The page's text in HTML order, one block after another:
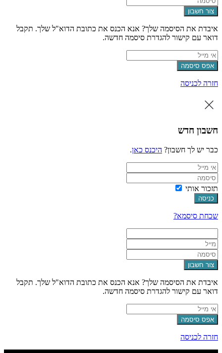
צור חשבון
איבדת את הסיסמה שלך? אנא הכנס את כתובת הדוא"ל שלך. תקבל
דואר עם קישור להגדרת סיסמה חדשה.
אפס סיסמה
חזרה לכניסה
חשבון חדש
כבר יש לך חשבון? היכנס כאן.
תזכור אותי
כניסה
שכחת סיסמא?
צור חשבון
איבדת את הסיסמה שלך? אנא הכנס את כתובת הדוא"ל שלך. תקבל
דואר עם קישור להגדרת סיסמה חדשה.
אפס סיסמה
חזרה לכניסה